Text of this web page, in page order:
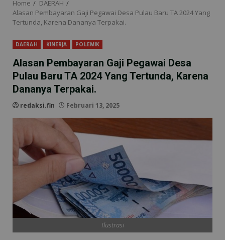
Home
DAERAH
Alasan Pembayaran Gaji Pegawai Desa Pulau Baru TA 2024 Yang
Tertunda, Karena Dananya Terpakai.
DAERAH KINERJA POLEMIK
Alasan Pembayaran Gaji Pegawai Desa
Pulau Baru TA 2024 Yang Tertunda, Karena
Dananya Terpakai.
redaksi.fin Februari 13, 2025
Ilustrasi